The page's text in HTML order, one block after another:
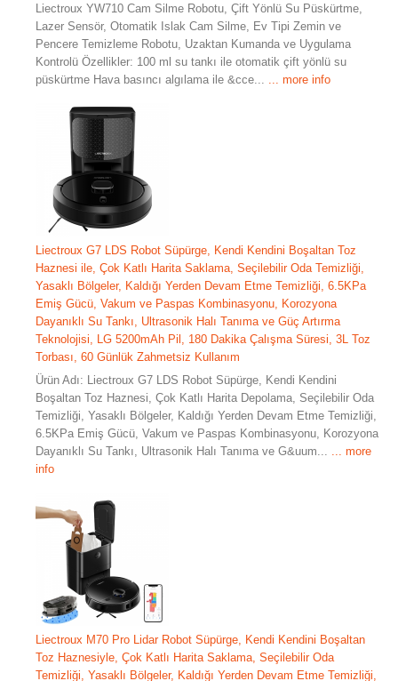
Liectroux YW710 Cam Silme Robotu, Çift Yönlü Su Püskürtme,
Lazer Sensör, Otomatik Islak Cam Silme, Ev Tipi Zemin ve
Pencere Temizleme Robotu, Uzaktan Kumanda ve Uygulama
Kontrolü Özellikler: 100 ml su tankı ile otomatik çift yönlü su
püskürtme Hava basıncı algılama ile &cce...
... more info
Liectroux G7 LDS Robot Süpürge, Kendi Kendini Boşaltan Toz
Haznesi ile, Çok Katlı Harita Saklama, Seçilebilir Oda Temizliği,
Yasaklı Bölgeler, Kaldığı Yerden Devam Etme Temizliği, 6.5KPa
Emiş Gücü, Vakum ve Paspas Kombinasyonu, Korozyona
Dayanıklı Su Tankı, Ultrasonik Halı Tanıma ve Güç Artırma
Teknolojisi, LG 5200mAh Pil, 180 Dakika Çalışma Süresi, 3L Toz
Torbası, 60 Günlük Zahmetsiz Kullanım
Ürün Adı: Liectroux G7 LDS Robot Süpürge, Kendi Kendini
Boşaltan Toz Haznesi, Çok Katlı Harita Depolama, Seçilebilir Oda
Temizliği, Yasaklı Bölgeler, Kaldığı Yerden Devam Etme Temizliği,
6.5KPa Emiş Gücü, Vakum ve Paspas Kombinasyonu, Korozyona
Dayanıklı Su Tankı, Ultrasonik Halı Tanıma ve G&uum...
... more
info
Liectroux M70 Pro Lidar Robot Süpürge, Kendi Kendini Boşaltan
Toz Haznesiyle, Çok Katlı Harita Saklama, Seçilebilir Oda
Temizliği, Yasaklı Bölgeler, Kaldığı Yerden Devam Etme Temizliği,